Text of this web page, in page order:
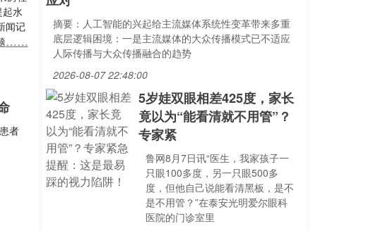
起水
闻记
……
者
摘要：人工智能的兴起给主流媒体系统性变革带来多重
底层逻辑困境：一是主流媒体的大众传播模式已不适应
人际传播与大众传播融合的趋势
2026-08-07 22:48:00
5岁娃双眼相差425度，家长
竟以为“能看清就不用管”？
专家紧
鲁网8月7日讯“医生，我家孩子一
只眼100多度，另一只眼500多
度，但他自己说能看清黑板，是不
是不用管？”在泰安光明爱尔眼科
医院的门诊室里